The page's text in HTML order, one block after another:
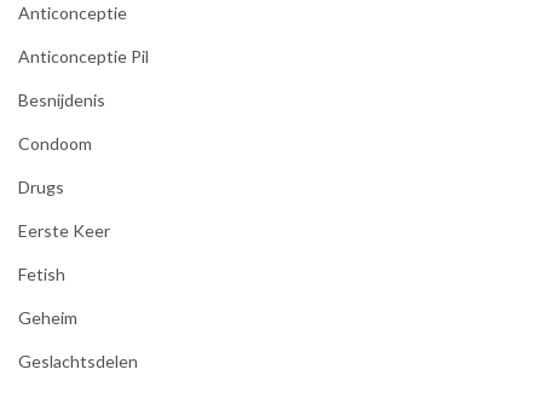
Anticonceptie
Anticonceptie Pil
Besnijdenis
Condoom
Drugs
Eerste Keer
Fetish
Geheim
Geslachtsdelen